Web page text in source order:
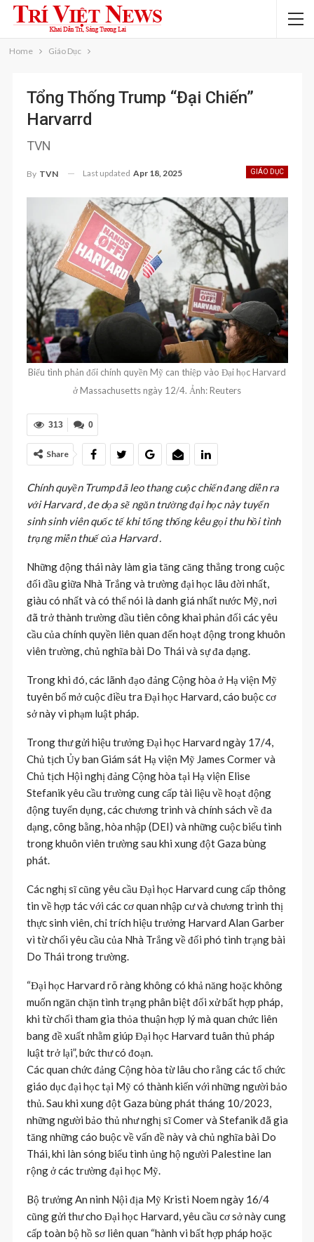
Home Giáo Dục
Tổng Thống Trump “đại Chiến”
Harvarrd
TVN
GIÁO DỤC
By TVN Last updated Apr 18, 2025
Biểu tình phản đối chính quyền Mỹ can thiệp vào Đại học Harvard
ở Massachusetts ngày 12/4. Ảnh: Reuters
0
313
Share
Chính quyền Trump đã leo thang cuộc chiến đang diễn ra
với Harvard , đe dọa sẽ ngăn trường đại học này tuyển
sinh sinh viên quốc tế khi tổng thống kêu gọi thu hồi tình
trạng miễn thuế của Harvard .
Những động thái này làm gia tăng căng thẳng trong cuộc
đối đầu giữa Nhà Trắng và trường đại học lâu đời nhất,
giàu có nhất và có thể nói là danh giá nhất nước Mỹ, nơi
đã trở thành trường đầu tiên công khai phản đối các yêu
cầu của chính quyền liên quan đến hoạt động trong khuôn
viên trường, chủ nghĩa bài Do Thái và sự đa dạng.
Trong khi đó, các lãnh đạo đảng Cộng hòa ở Hạ viện Mỹ
tuyên bố mở cuộc điều tra Đại học Harvard, cáo buộc cơ
sở này vi phạm luật pháp.
Trong thư gửi hiệu trưởng Đại học Harvard ngày 17/4,
Chủ tịch Ủy ban Giám sát Hạ viện Mỹ James Cormer và
Chủ tịch Hội nghị đảng Cộng hòa tại Hạ viện Elise
Stefanik yêu cầu trường cung cấp tài liệu về hoạt động
động tuyển dụng, các chương trình và chính sách về đa
dạng, công bằng, hòa nhập (DEI) và những cuộc biểu tình
trong khuôn viên trường sau khi xung đột Gaza bùng
phát.
Các nghị sĩ cũng yêu cầu Đại học Harvard cung cấp thông
tin về hợp tác với các cơ quan nhập cư và chương trình thị
thực sinh viên, chỉ trích hiệu trưởng Harvard Alan Garber
vì từ chối yêu cầu của Nhà Trắng về đối phó tình trạng bài
Do Thái trong trường.
“Đại học Harvard rõ ràng không có khả năng hoặc không
muốn ngăn chặn tình trạng phân biệt đối xử bất hợp pháp,
khi từ chối tham gia thỏa thuận hợp lý mà quan chức liên
bang đề xuất nhằm giúp Đại học Harvard tuân thủ pháp
luật trở lại”, bức thư có đoạn.
Các quan chức đảng Cộng hòa từ lâu cho rằng các tổ chức
giáo dục đại học tại Mỹ có thành kiến với những người bảo
thủ. Sau khi xung đột Gaza bùng phát tháng 10/2023,
những người bảo thủ như nghị sĩ Comer và Stefanik đã gia
tăng những cáo buộc về vấn đề này và chủ nghĩa bài Do
Thái, khi làn sóng biểu tình ủng hộ người Palestine lan
rộng ở các trường đại học Mỹ.
Bộ trưởng An ninh Nội địa Mỹ Kristi Noem ngày 16/4
cũng gửi thư cho Đại học Harvard, yêu cầu cơ sở này cung
cấp toàn bộ hồ sơ liên quan “hành vi bất hợp pháp hoặc